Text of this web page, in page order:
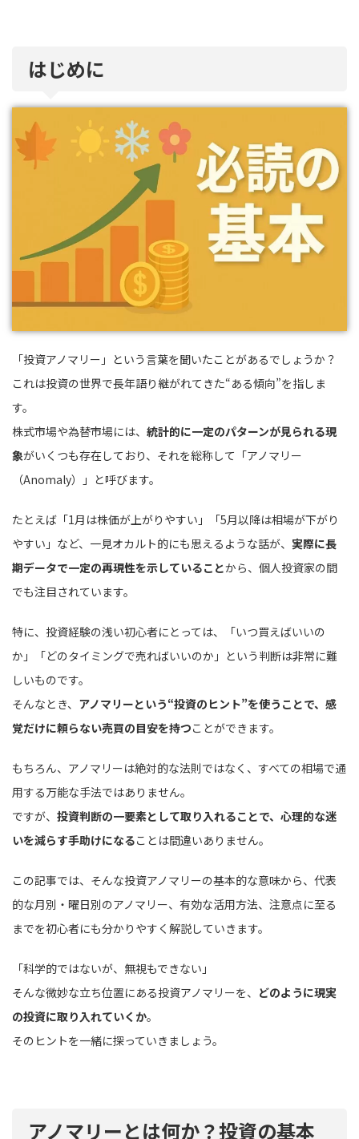
はじめに
「投資アノマリー」という言葉を聞いたことがあるでしょうか？
これは投資の世界で長年語り継がれてきた“ある傾向”を指しま
す。
株式市場や為替市場には、 統計的に一定のパターンが見られる現
象がいくつも存在しており、それを総称して「アノマリー
（Anomaly）」と呼びます。
たとえば「1月は株価が上がりやすい」「5月以降は相場が下がり
やすい」など、一見オカルト的にも思えるような話が、 実際に長
期データで一定の再現性を示していることから、個人投資家の間
でも注目されています。
特に、投資経験の浅い初心者にとっては、「いつ買えばいいの
か」「どのタイミングで売ればいいのか」という判断は非常に難
しいものです。
そんなとき、 アノマリーという“投資のヒント”を使うことで、感
覚だけに頼らない売買の目安を持つことができます。
もちろん、アノマリーは絶対的な法則ではなく、すべての相場で通
用する万能な手法ではありません。
ですが、 投資判断の一要素として取り入れることで、心理的な迷
いを減らす手助けになることは間違いありません。
この記事では、そんな投資アノマリーの基本的な意味から、代表
的な月別・曜日別のアノマリー、有効な活用方法、注意点に至る
までを初心者にも分かりやすく解説していきます。
「科学的ではないが、無視もできない」
そんな微妙な立ち位置にある投資アノマリーを、 どのように現実
の投資に取り入れていくか。
そのヒントを一緒に探っていきましょう。
アノマリーとは何か？投資の基本